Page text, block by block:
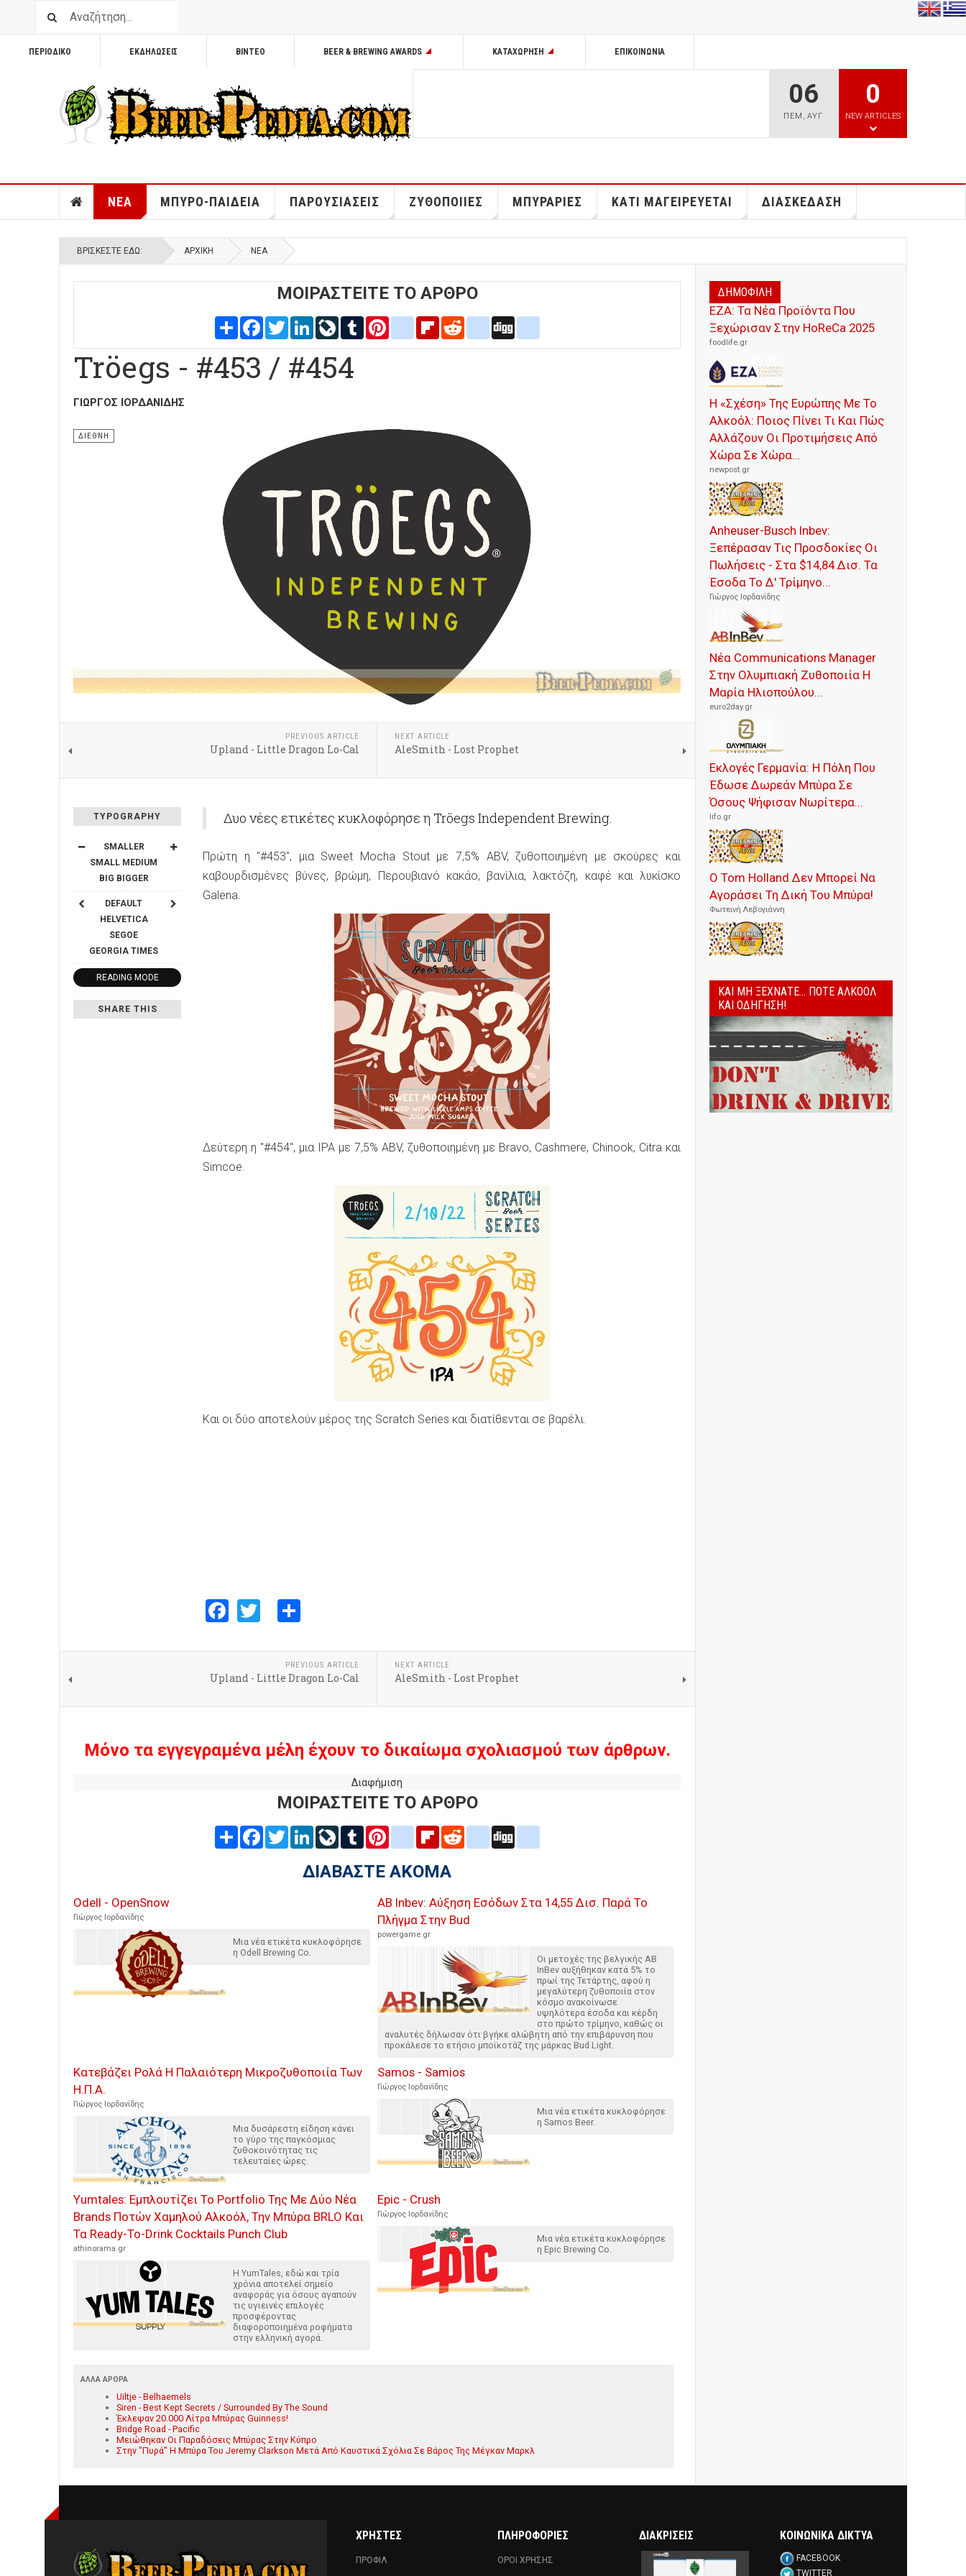
ΠΕΡΙΟΔΙΚΟ ΕΚΔΗΛΩΣΕΙΣ ΒΙΝΤΕΟ BEER & BREWING AWARDS ΚΑΤΑΧΩΡΗΣΗ ΕΠΙΚΟΙΝΩΝΊΑ
06
ΠΕΜ ,ΑΥΓ
0
NEW ARTICLES
ΝΕΑ ΜΠΥΡΟ-ΠΑΙΔΕΙΑ ΠΑΡΟΥΣΙΑΣΕΙΣ ΖΥΘΟΠΟΙΙΕΣ ΜΠΥΡΑΡΙΕΣ ΚΑΤΙ ΜΑΓΕΙΡΕΥΕΤΑΙ ΔΙΑΣΚΕΔΑΣΗ
ΒΡΊΣΚΕΣΤΕ ΕΔΏ: ΑΡΧΙΚΉ ΝΕΑ
ΜΟΙΡΑΣΤΕΙΤΕ ΤΟ ΑΡΘΡΟ
Share FacebookTwitterLinkedInLiveJournal
Tumblr Pinterestblogger_post
FlipboardRedditdelicious
Tröegs - #453 / #454
ΓΙΏΡΓΟΣ ΙΟΡΔΑΝΊΔΗΣ
ΔΙΕΘΝΗ
PREVIOUS ARTICLE
Upland - Little Dragon Lo-Cal
NEXT ARTICLE
AleSmith - Lost Prophet
TYPOGRAPHY
SMALLER
SMALL MEDIUM
BIG BIGGER
DEFAULT
HELVETICA
SEGOE
GEORGIA TIMES
READING MODE
SHARE THIS
Δυο νέες ετικέτες κυκλοφόρησε η Tröegs Independent Brewing.
Πρώτη η "#453", μια Sweet Mocha Stout με 7,5% ABV, ζυθοποιημένη με σκούρες και
καβουρδισμένες βύνες, βρώμη, Περουβιανό κακάο, βανίλια, λακτόζη, καφέ και λυκίσκο
Galena.
Δεύτερη η "#454", μια IPA με 7,5% ABV, ζυθοποιημένη με Bravo, Cashmere, Chinook, Citra και
Simcoe.
Και οι δύο αποτελούν μέρος της Scratch Series και διατίθενται σε βαρέλι.
Facebook
Twitter
PREVIOUS ARTICLE
Upland - Little Dragon Lo-Cal
NEXT ARTICLE
AleSmith - Lost Prophet
Μόνο τα εγγεγραμένα μέλη έχουν το δικαίωμα σχολιασμού των άρθρων.
Διαφήμιση
ΜΟΙΡΑΣΤΕΙΤΕ ΤΟ ΑΡΘΡΟ
Share FacebookTwitterLinkedInLiveJournal
Tumblr Pinterestblogger_post
FlipboardRedditdelicious
ΔΙΑΒΑΣΤΕ ΑΚΟΜΑ
Odell - OpenSnow
Γιώργος Ιορδανίδης
Μια νέα ετικέτα κυκλοφόρησε
η Odell Brewing Co.
AB Inbev: Αύξηση Εσόδων Στα 14,55 Δισ. Παρά Το
Πλήγμα Στην Bud
powergame.gr
Οι μετοχές της βελγικής AB
InBev αυξήθηκαν κατά 5% το
πρωί της Τετάρτης, αφού η
μεγαλύτερη ζυθοποιία στον
κόσμο ανακοίνωσε
υψηλότερα έσοδα και κέρδη
στο πρώτο τρίμηνο, καθώς οι
αναλυτές δήλωσαν ότι βγήκε αλώβητη από την επιβάρυνση που
προκάλεσε το ετήσιο μποϊκοτάζ της μάρκας Bud Light.
Κατεβάζει Ρολά Η Παλαιότερη Μικροζυθοποιία Των
Η.Π.Α.
Γιώργος Ιορδανίδης
Μια δυσάρεστη είδηση κάνει
το γύρο της παγκόσμιας
ζυθοκοινότητας τις
τελευταίες ώρες.
Samos - Samios
Γιώργος Ιορδανίδης
Μια νέα ετικέτα κυκλοφόρησε
η Samos Beer.
Yumtales: Εμπλουτίζει Το Portfolio Της Με Δύο Νέα
Brands Ποτών Χαμηλού Αλκοόλ, Την Μπύρα BRLO Και
Τα Ready-To-Drink Cocktails Punch Club
athinorama.gr
Η YumTales, εδώ και τρία
χρόνια αποτελεί σημείο
αναφοράς για όσους αγαπούν
τις υγιεινές επιλογές
προσφέροντας
διαφοροποιημένα ροφήματα
στην ελληνική αγορά.
Epic - Crush
Γιώργος Ιορδανίδης
Μια νέα ετικέτα κυκλοφόρησε
η Epic Brewing Co.
ΆΛΛΑ ΆΡΘΡΑ
Uiltje - Belhaemels
Siren - Best Kept Secrets / Surrounded By The Sound
Έκλεψαν 20.000 Λίτρα Μπύρας Guinness!
Bridge Road - Pacific
Μειώθηκαν Οι Παραδόσεις Μπύρας Στην Κύπρο
Στην "Πυρά" Η Μπύρα Του Jeremy Clarkson Μετά Από Καυστικά Σχόλια Σε Βάρος Της Μέγκαν Μαρκλ
ΔΗΜΟΦΙΛΗ
ΕΖΑ: Τα Νέα Προϊόντα Που
Ξεχώρισαν Στην HoReCa 2025
foodlife.gr
Η «Σχέση» Της Ευρώπης Με Το
Αλκοόλ: Ποιος Πίνει Τι Και Πώς
Αλλάζουν Οι Προτιμήσεις Από
Χώρα Σε Χώρα...
newpost.gr
Anheuser-Busch Inbev:
Ξεπέρασαν Τις Προσδοκίες Οι
Πωλήσεις - Στα $14,84 Δισ. Τα
Έσοδα Το Δ' Τρίμηνο...
Γιώργος Ιορδανίδης
Νέα Communications Manager
Στην Ολυμπιακή Ζυθοποιία Η
Μαρία Ηλιοπούλου...
euro2day.gr
Εκλογές Γερμανία: Η Πόλη Που
Έδωσε Δωρεάν Μπύρα Σε
Όσους Ψήφισαν Νωρίτερα...
lifo.gr
Ο Tom Holland Δεν Μπορεί Να
Αγοράσει Τη Δική Του Μπύρα!
Φωτεινή Λεβογιάννη
ΚΑΙ ΜΗ ΞΕΧΝΆΤΕ... ΠΟΤΈ ΑΛΚΟΌΛ
ΚΑΙ ΟΔΉΓΗΣΗ!
ΧΡΗΣΤΕΣ
ΠΡΟΦΙΛ
ΠΛΗΡΟΦΟΡΙΕΣ
ΟΡΟΙ ΧΡΗΣΗΣ
ΔΙΑΚΡΊΣΕΙΣ ΚΟΙΝΩΝΙΚΑ ΔΙΚΤΥΑ
FACEBOOK
TWITTER